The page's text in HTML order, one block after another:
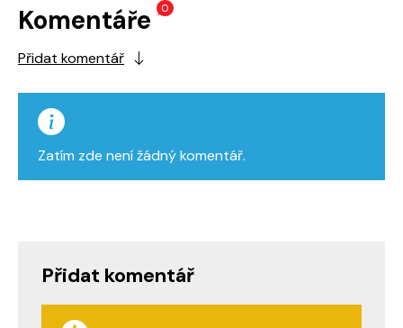
Komentáře 0
Přidat komentář
Zatím zde není žádný komentář.
Přidat komentář